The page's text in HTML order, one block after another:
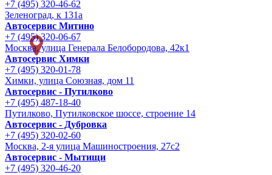
+7 (495) 320-46-62
Зеленоград, к 131а
Автосервис Митино
+7 (495) 320-06-67
Москва, улица Генерала Белобородова, 42к1
Автосервис Химки
+7 (495) 320-01-78
Химки, улица Союзная, дом 11
Автосервис - Путилково
+7 (495) 487-18-40
Путилково, Путилковское шоссе, строение 14
Автосервис - Дубровка
+7 (495) 320-02-60
Москва, 2-я улица Машиностроения, 27с2
Автосервис - Мытищи
+7 (495) 320-46-20